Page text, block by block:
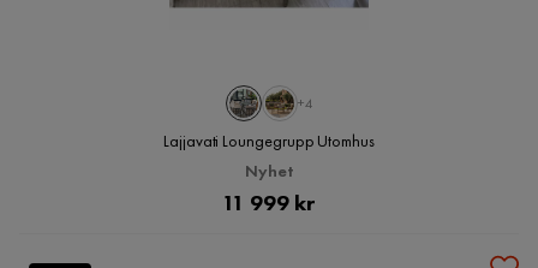
+4
Lajjavati Loungegrupp Utomhus
Nyhet
Pris
11 999 kr